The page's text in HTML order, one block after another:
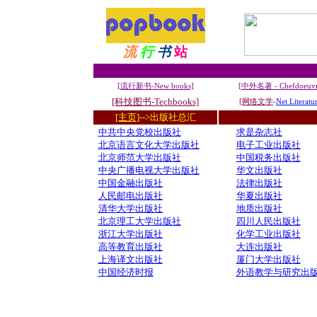
流 行 书 站
[流行新书-New books] [中外名著 -
[科技图书-Techbooks] [网络文学-Net
[主页]-->出版社总汇
中共中央党校出版社
求是杂志社
北京语言文化大学出版社
电子工业出版社
北京师范大学出版社
中国税务出版社
中央广播电视大学出版社
华文出版社
中国金融出版社
法律出版社
人民邮电出版社
华夏出版社
清华大学出版社
地质出版社
北京理工大学出版社
四川人民出版社
浙江大学出版社
化学工业出版社
高等教育出版社
大连出版社
上海译文出版社
厦门大学出版社
中国经济时报
外语教学与研究出